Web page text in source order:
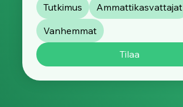
Tutkimus
Ammattikasvattajat
Vanhemmat
Tilaa